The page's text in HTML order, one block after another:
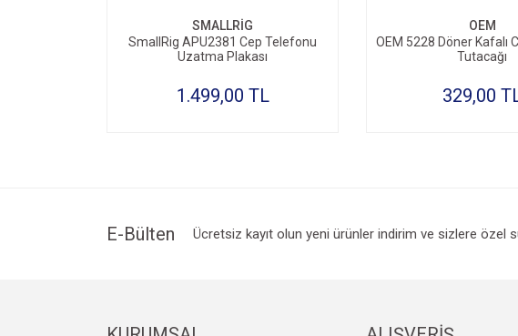
SMALLRİG
SmallRig APU2381 Cep Telefonu
Uzatma Plakası
1.499,00 TL
OEM
OEM 5228 Döner Kafalı
Tutacağı
329,00
E-Bülten Ücretsiz kayıt olun yeni ürünler indirim ve sizlere özel